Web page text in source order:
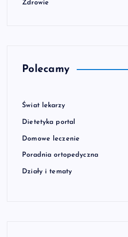
Zdrowie
Polecamy
Świat lekarzy
Dietetyka portal
Domowe leczenie
Poradnia ortopedyczna
Działy i tematy